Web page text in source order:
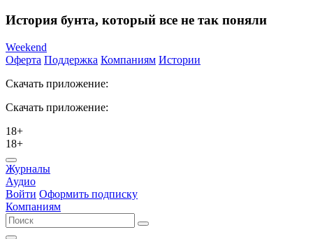
История бунта, который все не так поняли
Weekend
Оферта Поддержка Компаниям Истории
Скачать приложение:
Скачать приложение:
18+
18+
Журналы
Аудио
Войти Оформить подписку
Компаниям